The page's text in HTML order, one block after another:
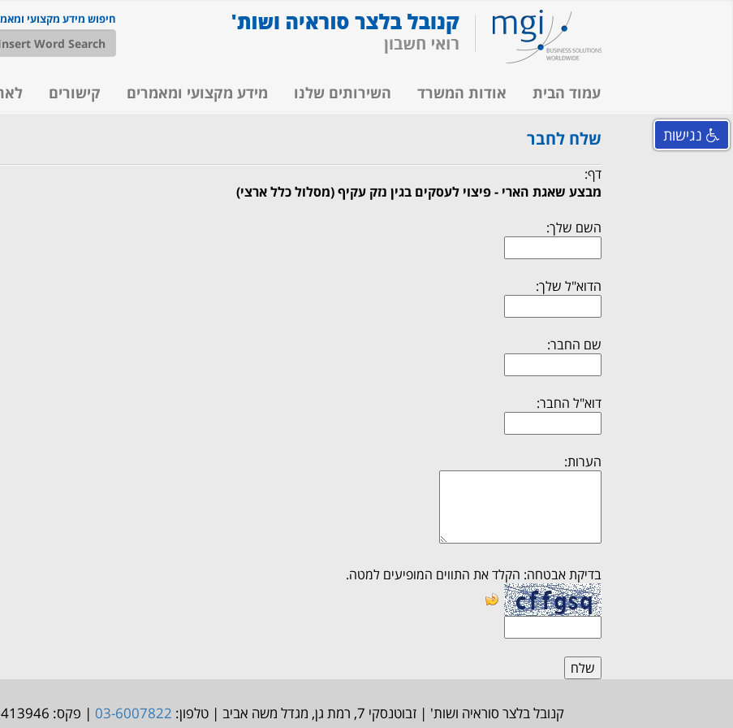
חיפוש מידע מקצועי
עמוד הבית אודות המשרד השירותים שלנו מידע מקצועי ומאמרים קישורים
שלח לחבר
דף:
מבצע שאגת הארי - פיצוי לעסקים בגין נזק עקיף (מסלול כלל ארצי)
השם שלך:
הדוא"ל שלך:
שם החבר:
דוא"ל החבר:
הערות:
בדיקת אבטחה: הקלד את התווים המופיעים למטה.
קנובל בלצר סוראיה ושות' | זבוטנסקי 7, רמת גן, מגדל משה אביב | טלפון: 03-6007822 | פקס: 03-9413946 | אימייל:
נגישות